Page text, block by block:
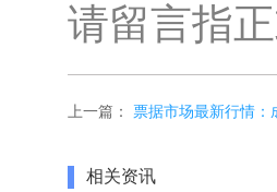
请留言指
上一篇： 票据市场最新行情：
相关资讯